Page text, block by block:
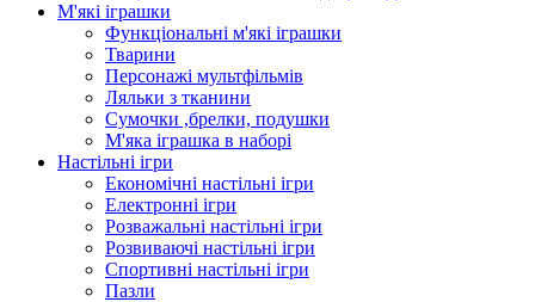
М'які іграшки
Функціональні м'які іграшки
Тварини
Персонажі мультфільмів
Ляльки з тканини
Сумочки ,брелки, подушки
М'яка іграшка в наборі
Настільні ігри
Економічні настільні ігри
Електронні ігри
Розважальні настільні ігри
Розвиваючі настільні ігри
Спортивні настільні ігри
Пазли